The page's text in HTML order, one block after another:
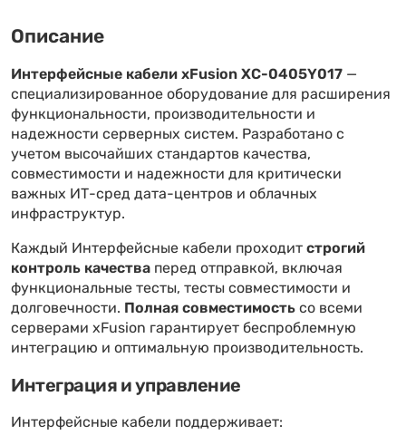
Описание
Интерфейсные кабели xFusion XC-0405Y017 —
специализированное оборудование для расширения
функциональности, производительности и
надежности серверных систем. Разработано с
учетом высочайших стандартов качества,
совместимости и надежности для критически
важных ИТ-сред дата-центров и облачных
инфраструктур.
Каждый Интерфейсные кабели проходитстрогий
контроль качества перед отправкой, включая
функциональные тесты, тесты совместимости и
долговечности. Полная совместимостьсо всеми
серверами xFusion гарантирует беспроблемную
интеграцию и оптимальную производительность.
Интеграция и управление
Интерфейсные кабели поддерживает: